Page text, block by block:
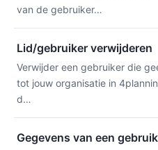
van de gebruiker…
Lid/gebruiker verwijderen
Verwijder een gebruiker die
tot jouw organisatie in
d…
Gegevens van een